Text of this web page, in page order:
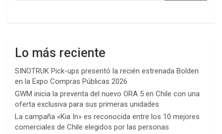
Lo más reciente
SINOTRUK Pick-ups presentó la recién estrenada Bolden
en la Expo Compras Públicas 2026
GWM inicia la preventa del nuevo ORA 5 en Chile con una
oferta exclusiva para sus primeras unidades
La campaña «Kia In» es reconocida entre los 10 mejores
comerciales de Chile elegidos por las personas